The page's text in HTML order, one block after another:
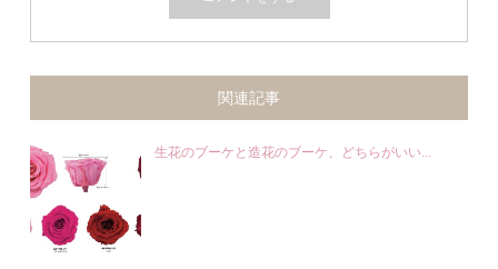
関連記事
生花のブーケと造花のブーケ、どちらがいい...